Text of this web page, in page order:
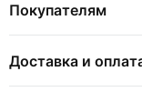
Покупателям
Доставка и